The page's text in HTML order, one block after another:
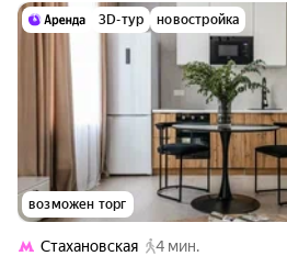
3D-тур новостройка
возможен торг
Стахановская
4 мин.